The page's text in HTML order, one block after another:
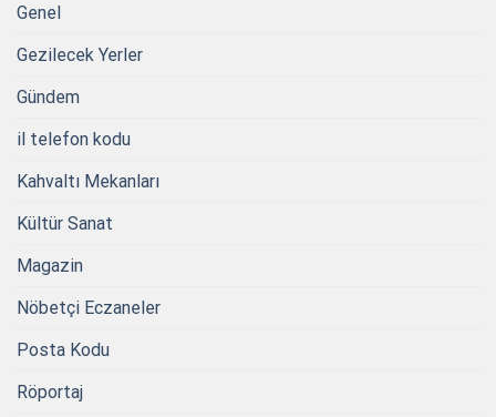
Genel
Gezilecek Yerler
Gündem
il telefon kodu
Kahvaltı Mekanları
Kültür Sanat
Magazin
Nöbetçi Eczaneler
Posta Kodu
Röportaj